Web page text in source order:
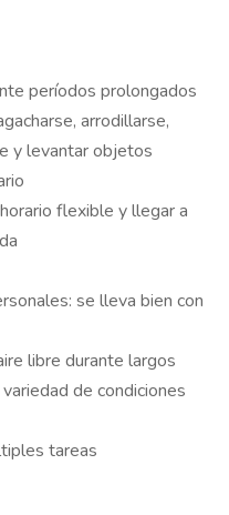
períodos prolongados
arrodillarse,
y levantar objetos
flexible y llegar a
se lleva bien con
libre durante largos
de condiciones
tareas